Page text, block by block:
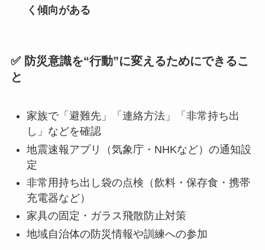
く傾向がある
✅ 防災意識を“行動”に変えるためにできるこ
と
家族で「避難先」「連絡方法」「非常持ち出
し」などを確認
地震速報アプリ（気象庁・NHKなど）の通知設
定
非常用持ち出し袋の点検（飲料・保存食・携帯
充電器など）
家具の固定・ガラス飛散防止対策
地域自治体の防災情報や訓練への参加